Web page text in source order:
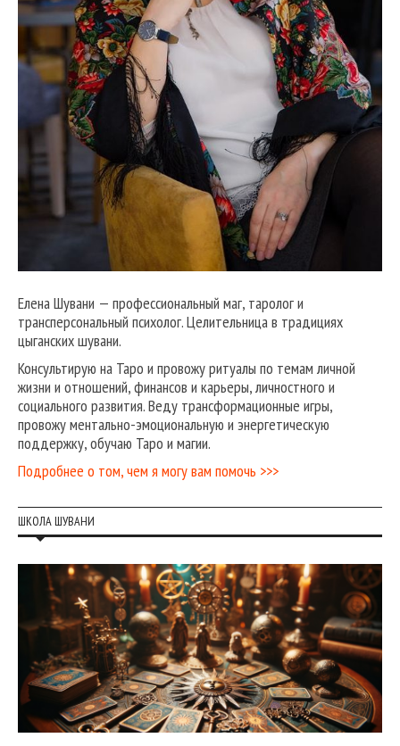
Елена Шувани — профессиональный маг, таролог и
трансперсональный психолог. Целительница в традициях
цыганских шувани.
Консультирую на Таро и провожу ритуалы по темам личной
жизни и отношений, финансов и карьеры, личностного и
социального развития. Веду трансформационные игры,
провожу ментально-эмоциональную и энергетическую
поддержку, обучаю Таро и магии.
Подробнее о том, чем я могу вам помочь >>>
ШКОЛА ШУВАНИ